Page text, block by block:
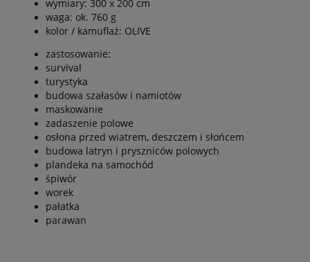
wymiary: 300 x 200 cm
waga: ok. 760 g
kolor / kamuflaż: OLIVE
zastosowanie:
survival
turystyka
budowa szałasów i namiotów
maskowanie
zadaszenie polowe
osłona przed wiatrem, deszczem i słońcem
budowa latryn i pryszniców polowych
plandeka na samochód
śpiwór
worek
pałatka
parawan